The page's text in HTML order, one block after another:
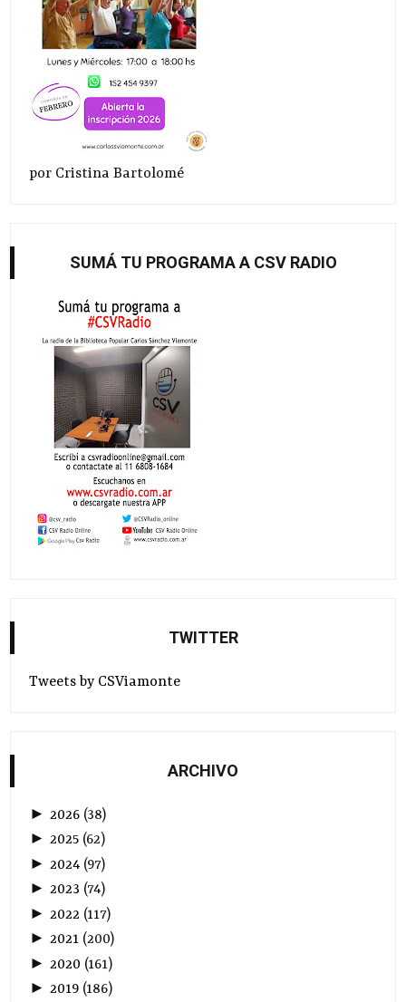
por Cristina Bartolomé
SUMÁ TU PROGRAMA A CSV RADIO
TWITTER
Tweets by CSViamonte
ARCHIVO
► 2026 (38)
►2025 (62)
► 2024 (97)
►2023 (74)
► 2022 (117)
►2021 (200)
► 2020 (161)
►2019 (186)